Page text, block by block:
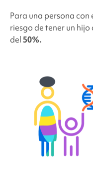
Para una persona con
riesgo de tener un
del 50%.